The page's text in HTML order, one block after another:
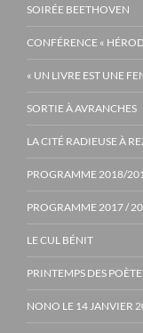
SOIRÉE BEETHOVEN
CONFÉRENCE «
« UN LIVRE EST UNE
SORTIE À AVRANCHES
LA CITÉ RADIEUSE À
PROGRAMME 2018/
PROGRAMME 2017 /
LE CUL BÉNIT
PRINTEMPS DES
NONO LE 14 JANVIER